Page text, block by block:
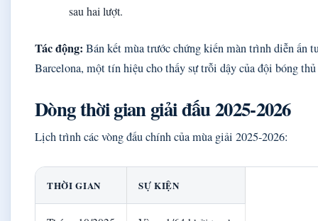
sau hai lượt.
Tác động: Bán kết mùa trước chứng kiến màn trình diễn
Barcelona, một tín hiệu cho thấy sự trỗi dậy của đội bóng
Dòng thời gian giải đấu 2025-2026
Lịch trình các vòng đấu chính của mùa giải 2025-2026:
THỜI GIAN SỰ KIỆN